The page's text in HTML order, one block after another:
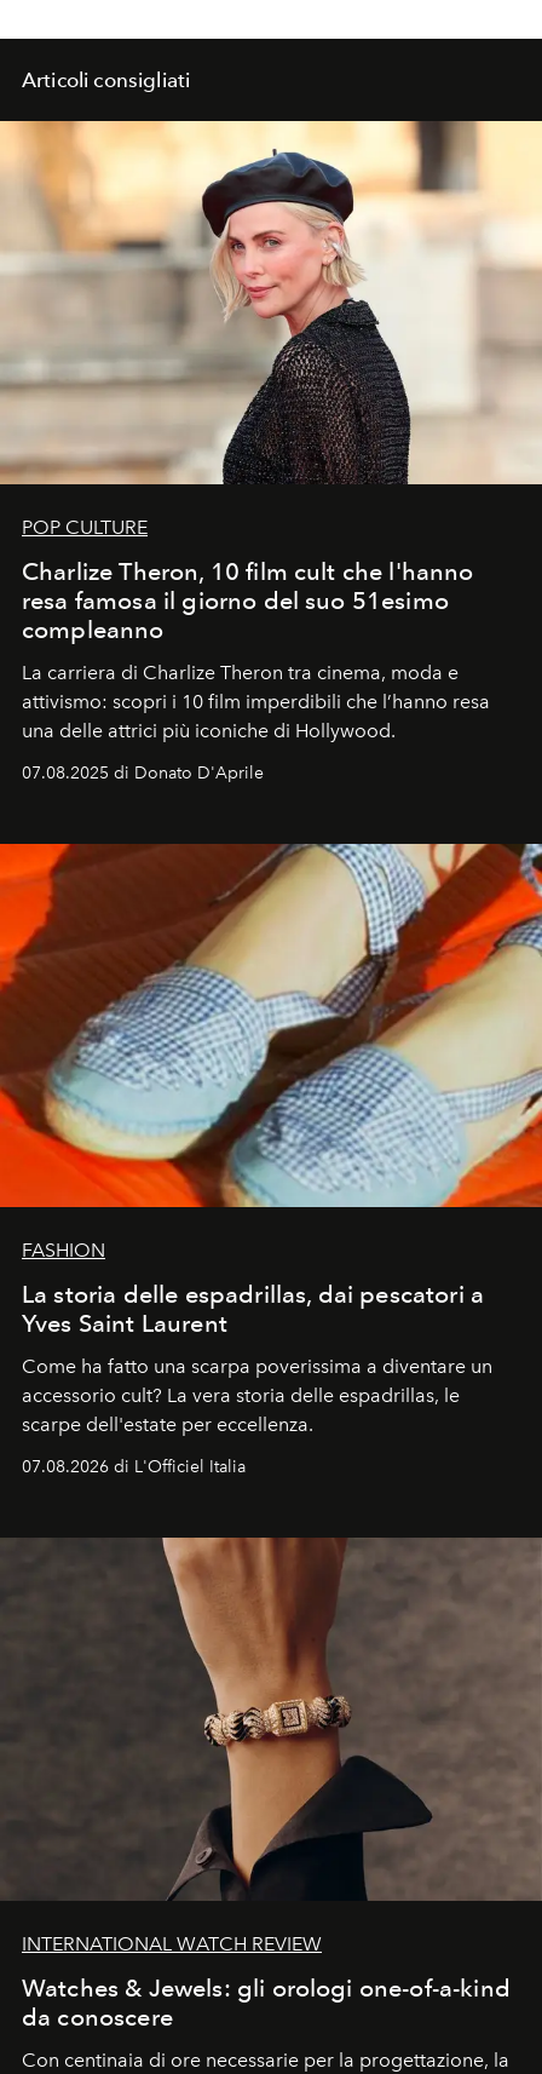
Articoli consigliati
POP CULTURE
Charlize Theron, 10 film cult che l'hanno
resa famosa il giorno del suo 51esimo
compleanno
La carriera di Charlize Theron tra cinema, moda e
attivismo: scopri i 10 film imperdibili che l’hanno resa
una delle attrici più iconiche di Hollywood.
07.08.2025 di Donato D'Aprile
FASHION
La storia delle espadrillas, dai pescatori a
Yves Saint Laurent
Come ha fatto una scarpa poverissima a diventare un
accessorio cult? La vera storia delle espadrillas, le
scarpe dell'estate per eccellenza.
07.08.2026 di L'Officiel Italia
INTERNATIONAL WATCH REVIEW
Watches & Jewels: gli orologi one-of-a-kind
da conoscere
Con centinaia di ore necessarie per la progettazione, la